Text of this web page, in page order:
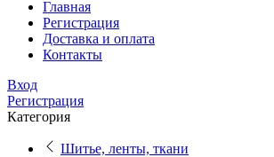
Главная
Регистрация
Доставка и оплата
Контакты
Вход
Регистрация
Категория
Шитье, ленты, ткани